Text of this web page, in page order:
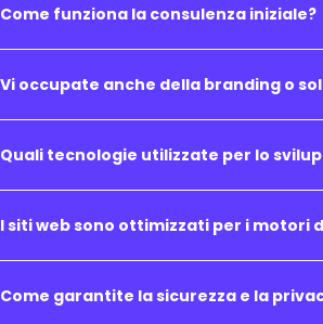
Come funziona la consulenza iniziale?
Vi occupate anche della branding o
Quali tecnologie utilizzate per lo
I siti web sono ottimizzati per i motori
Come garantite la sicurezza e la